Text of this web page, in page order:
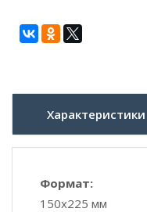
Характеристики
Формат:
150х225 мм